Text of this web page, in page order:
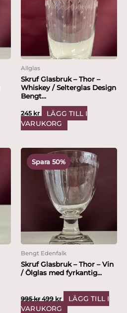
Allglas
Skruf Glasbruk – Thor –
Whiskey / Selterglas Design
Bengt...
245 kr
LÄGG TILL I
VARUKORG
Spara 50%
Bengt Edenfalk
Skruf Glasbruk – Thor – Vin
/ Ölglas med fyrkantig...
995kr
Det
ursprungliga
var:
995 kr.
499 kr
Det
nuvarande
priset
är:
499 kr.
LÄGG TILL I
VARUKORG